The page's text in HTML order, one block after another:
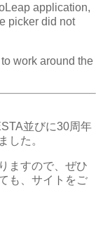
application,
picker did not
work around the
並びに30周年
した。
ますので、ぜひ
も、サイトをご